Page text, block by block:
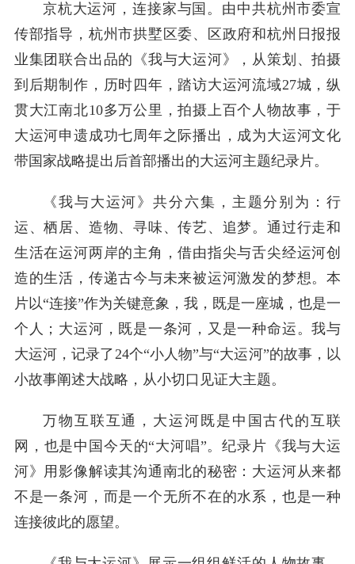
京杭大运河，连接家与国。由中共杭州市委宣
传部指导，杭州市拱墅区委、区政府和杭州日报报
业集团联合出品的《我与大运河》，从策划、拍摄
到后期制作，历时四年，踏访大运河流域27城，纵
贯大江南北10多万公里，拍摄上百个人物故事，于
大运河申遗成功七周年之际播出，成为大运河文化
带国家战略提出后首部播出的大运河主题纪录片。
《我与大运河》共分六集，主题分别为：行
运、栖居、造物、寻味、传艺、追梦。通过行走和
生活在运河两岸的主角，借由指尖与舌尖经运河创
造的生活，传递古今与未来被运河激发的梦想。本
片以“连接”作为关键意象，我，既是一座城，也是一
个人；大运河，既是一条河，又是一种命运。我与
大运河，记录了24个“小人物”与“大运河”的故事，以
小故事阐述大战略，从小切口见证大主题。
万物互联互通，大运河既是中国古代的互联
网，也是中国今天的“大河唱”。纪录片《我与大运
河》用影像解读其沟通南北的秘密：大运河从来都
不是一条河，而是一个无所不在的水系，也是一种
连接彼此的愿望。